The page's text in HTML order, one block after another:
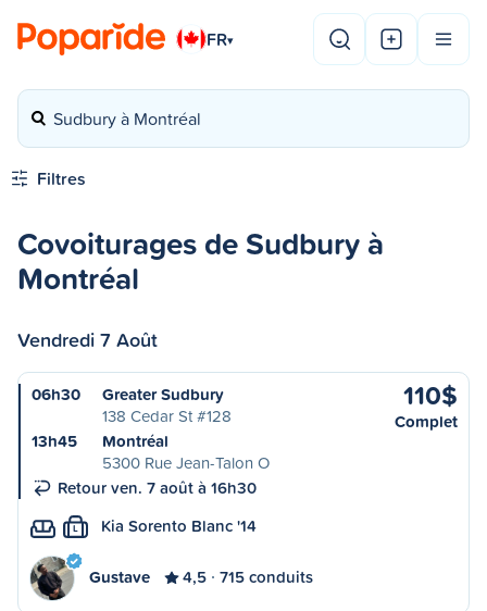
FR▾
Sudbury à Montréal
Filtres
Covoiturages de Sudbury à
Montréal
Vendredi 7 Août
06h30
Greater Sudbury
138 Cedar St #128
13h45
Montréal
5300 Rue Jean-Talon O
Retour ven. 7 août à 16h30
110$
Complet
L Kia Sorento Blanc '14
Gustave 4,5 715 conduits